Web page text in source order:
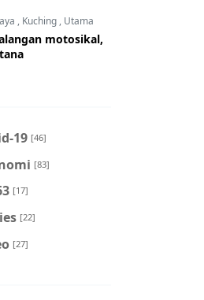
, Kuching , Utama
motosikal,
19 [46]
[83]
[17]
[22]
[27]